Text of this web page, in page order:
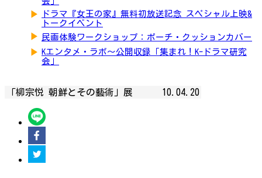
▶
ドラマ『女王の家』無料初放送記念 スペシャル上映&
トークイベント
▶ 民画体験ワークショップ：ポーチ・クッションカバー
▶ Kエンタメ・ラボ～公開収録「集まれ！K-ドラマ研究
会」
「柳宗悦 朝鮮とその藝術」展 10.04.20